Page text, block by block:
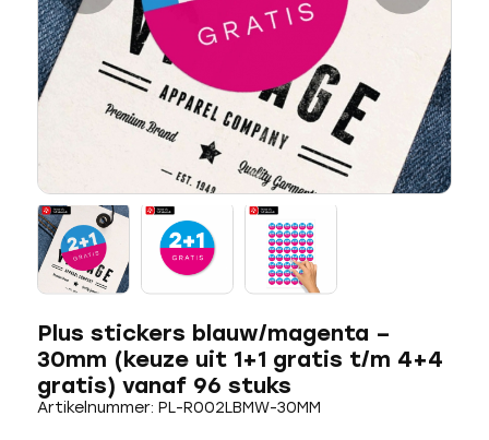
Plus stickers blauw/magenta –
30mm (keuze uit 1+1 gratis t/m 4+4
gratis) vanaf 96 stuks
Artikelnummer: PL-R002LBMW-30MM